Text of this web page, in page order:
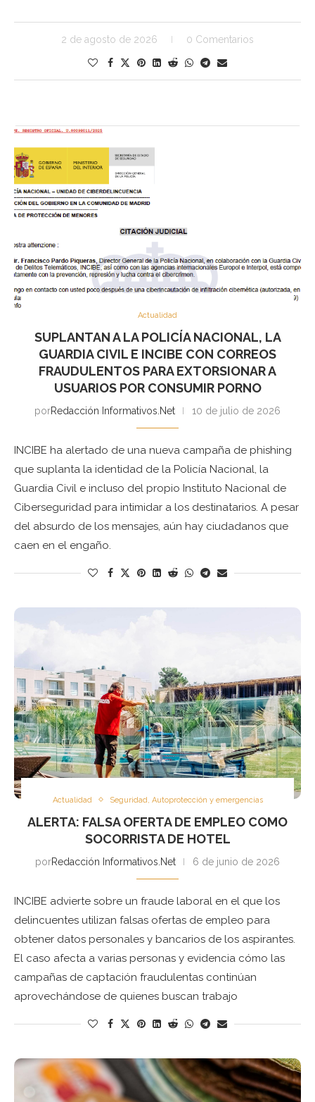
2 de agosto de 2026 0 Comentarios
Actualidad
SUPLANTAN A LA POLICÍA NACIONAL, LA
GUARDIA CIVIL E INCIBE CON CORREOS
FRAUDULENTOS PARA EXTORSIONAR A
USUARIOS POR CONSUMIR PORNO
porRedacción Informativos.Net 10 de julio de 2026
INCIBE ha alertado de una nueva campaña de phishing
que suplanta la identidad de la Policía Nacional, la
Guardia Civil e incluso del propio Instituto Nacional de
Ciberseguridad para intimidar a los destinatarios. A pesar
del absurdo de los mensajes, aún hay ciudadanos que
caen en el engaño.
Actualidad Seguridad, Autoprotección y emergencias
ALERTA: FALSA OFERTA DE EMPLEO COMO
SOCORRISTA DE HOTEL
porRedacción Informativos.Net 6 de junio de 2026
INCIBE advierte sobre un fraude laboral en el que los
delincuentes utilizan falsas ofertas de empleo para
obtener datos personales y bancarios de los aspirantes.
El caso afecta a varias personas y evidencia cómo las
campañas de captación fraudulentas continúan
aprovechándose de quienes buscan trabajo